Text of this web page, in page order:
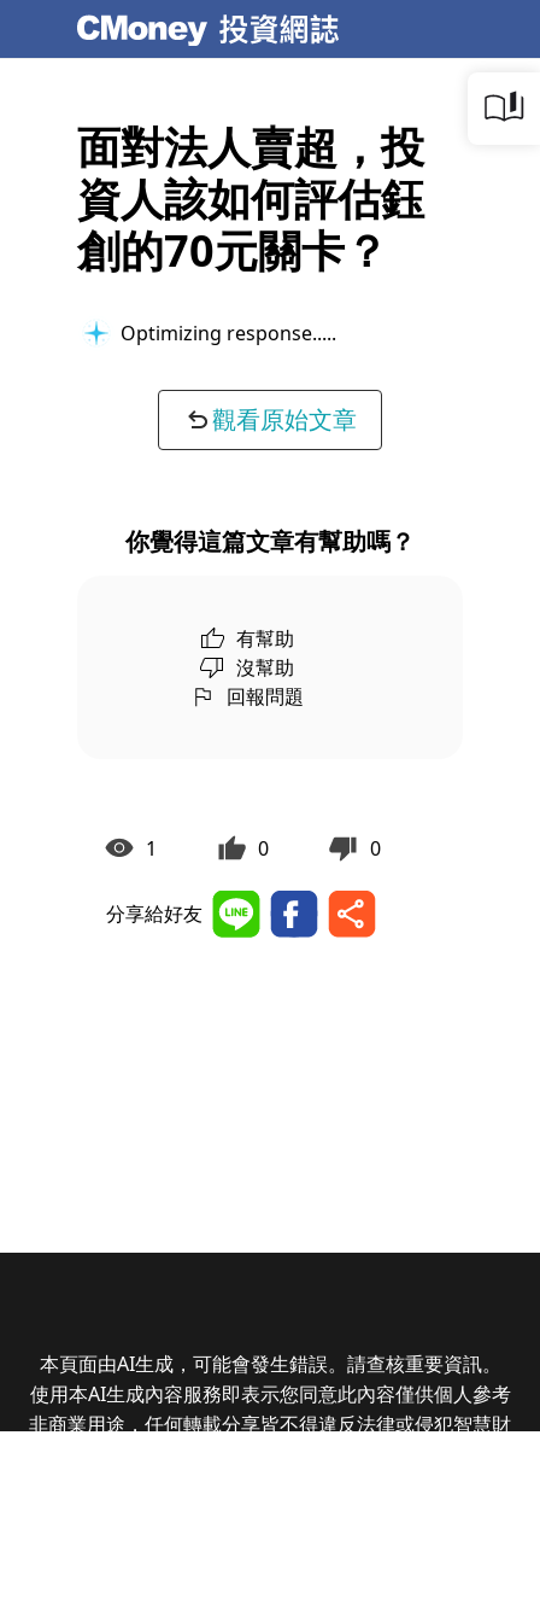
面對法人賣超，投
資人該如何評估鈺
創的70元關卡？
Optimizing response...
觀看原始文章
你覺得這篇文章有幫助嗎？
有幫助
沒幫助
回報問題
1 0 0
分享給好友
本頁面由AI生成，可能會發生錯誤。請查核重要資訊。
使用本AI生成內容服務即表示您同意此內容僅供個人參考
非商業用途，任何轉載分享皆不得違反法律或侵犯智慧財